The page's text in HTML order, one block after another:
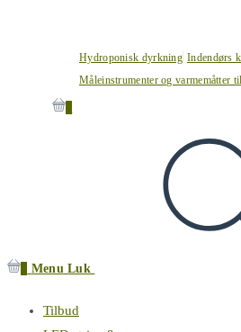
Hydroponisk dyrkning Indendørs
Måleinstrumenter og varmemåtter
Menu Luk
Tilbud